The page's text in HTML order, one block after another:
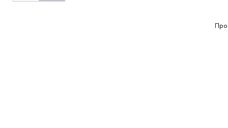
Про